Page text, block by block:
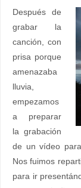
Después de
grabar la
canción, con
prisa porque
amenazaba
lluvia,
empezamos
a preparar
la grabación
de un vídeo
Nos fuimos
para ir